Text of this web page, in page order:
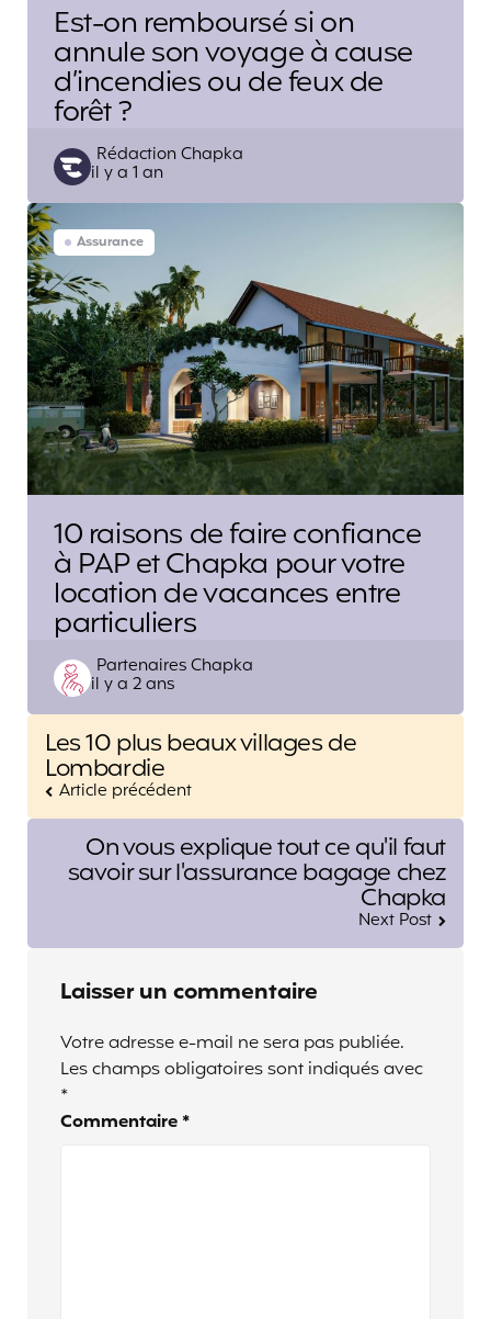
Est-on remboursé si on
annule son voyage à cause
d’incendies ou de feux de
forêt ?
Posted
by
Rédaction Chapka
il y a 1 an
Assurance
10 raisons de faire confiance
à PAP et Chapka pour votre
location de vacances entre
particuliers
Posted
by
Partenaires Chapka
il y a 2 ans
Post
navigation
Les 10 plus beaux villages de
Lombardie
Article précédent
On vous explique tout ce qu'il faut
savoir sur l'assurance bagage chez
Chapka
Next Post
Laisser un commentaire
Votre adresse e-mail ne sera pas publiée.
Les champs obligatoires sont indiqués avec
*
Commentaire *